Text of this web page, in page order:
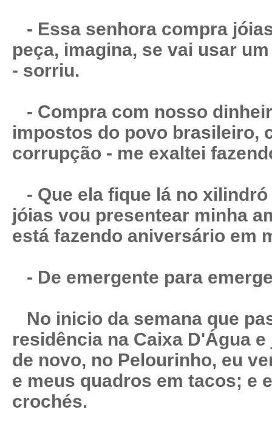
- Essa senhora compra
peça, imagina, se vai usar
- sorriu.
- Compra com nosso
impostos do povo brasileiro,
corrupção - me exaltei
- Que ela fique lá no
jóias vou presentear minha
está fazendo aniversário em
- De emergente para
No inicio da semana que
residência na Caixa D'Água
de novo, no Pelourinho, eu
e meus quadros em tacos; e
crochés.